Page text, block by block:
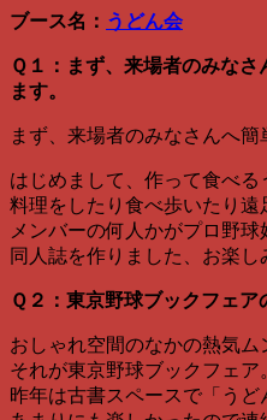
ブース名： うどん会
Ｑ１：まず、来場者のみな
ます。
まず、来場者のみなさんへ簡
はじめまして、作って食べる
料理をしたり食べ歩いたり遠
メンバーの何人かがプロ野球
同人誌を作りました、お楽
Ｑ２：東京野球ブックフェア
おしゃれ空間のなかの熱気ム
それが東京野球ブックフェア
昨年は古書スペースで「うど